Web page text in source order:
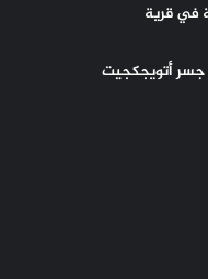
في قرية
جسر أتويجكجيت